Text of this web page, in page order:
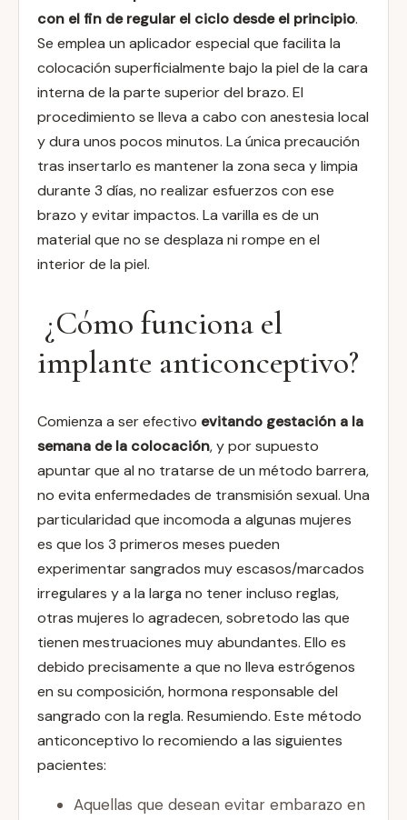
con el fin de regular el ciclo desde el principio.
Se emplea un aplicador especial que facilita la
colocación superficialmente bajo la piel de la cara
interna de la parte superior del brazo. El
procedimiento se lleva a cabo con anestesia local
y dura unos pocos minutos. La única precaución
tras insertarlo es mantener la zona seca y limpia
durante 3 días, no realizar esfuerzos con ese
brazo y evitar impactos. La varilla es de un
material que no se desplaza ni rompe en el
interior de la piel.
¿Cómo funciona el
implante anticonceptivo?
Comienza a ser efectivo evitando gestación a la
semana de la colocación, y por supuesto
apuntar que al no tratarse de un método barrera,
no evita enfermedades de transmisión sexual. Una
particularidad que incomoda a algunas mujeres
es que los 3 primeros meses pueden
experimentar sangrados muy escasos/marcados
irregulares y a la larga no tener incluso reglas,
otras mujeres lo agradecen, sobretodo las que
tienen mestruaciones muy abundantes. Ello es
debido precisamente a que no lleva estrógenos
en su composición, hormona responsable del
sangrado con la regla. Resumiendo. Este método
anticonceptivo lo recomiendo a las siguientes
pacientes:
Aquellas que desean evitar embarazo en